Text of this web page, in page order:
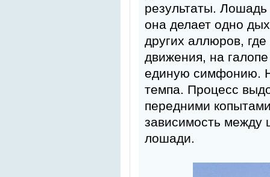
результаты.
она делает одно
других аллюров,
движения, на
единую симфонию.
темпа. Процесс
передними
зависимость между
лошади.